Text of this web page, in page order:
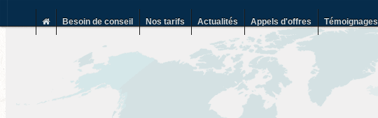
Besoin de conseil Nos tarifs Actualités Appels d'offres Témoignages